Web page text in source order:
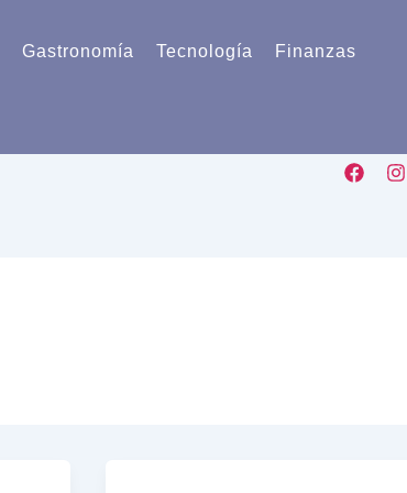
Gastronomía Tecnología Finanzas